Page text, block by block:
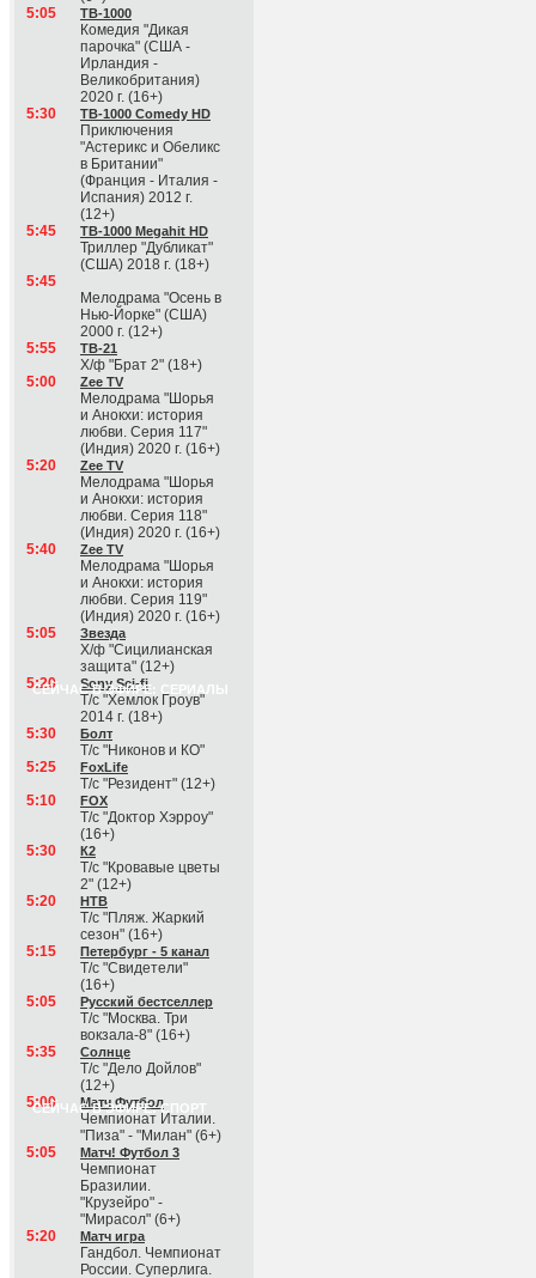
5:05
ТВ-1000
Комедия "Дикая
парочка" (США -
Ирландия -
Великобритания)
2020 г. (16+)
5:30
ТВ-1000 Comedy HD
Приключения
"Астерикс и Обеликс
в Британии"
(Франция - Италия -
Испания) 2012 г.
(12+)
5:45
ТВ-1000 Megahit HD
Триллер "Дубликат"
(США) 2018 г. (18+)
5:45
Мелодрама "Осень в
Нью-Йорке" (США)
2000 г. (12+)
5:55
ТВ-21
Х/ф "Брат 2" (18+)
5:00
Zee TV
Мелодрама "Шорья
и Анокхи: история
любви. Серия 117"
(Индия) 2020 г. (16+)
5:20
Zee TV
Мелодрама "Шорья
и Анокхи: история
любви. Серия 118"
(Индия) 2020 г. (16+)
5:40
Zee TV
Мелодрама "Шорья
и Анокхи: история
любви. Серия 119"
(Индия) 2020 г. (16+)
5:05
Звезда
Х/ф "Сицилианская
защита" (12+)
СЕЙЧАС В ЭФИРЕ: СЕРИАЛЫ
5:20 Sony Sci-fi
Т/с "Хемлок Гроув"
2014 г. (18+)
5:30
Болт
Т/с "Никонов и КО"
5:25
FoxLife
Т/с "Резидент" (12+)
5:10
FOX
Т/с "Доктор Хэрроу"
(16+)
5:30
К2
Т/с "Кровавые цветы
2" (12+)
5:20
НТВ
Т/с "Пляж. Жаркий
сезон" (16+)
5:15
Петербург - 5 канал
Т/с "Свидетели"
(16+)
5:05
Русский бестселлер
Т/с "Москва. Три
вокзала-8" (16+)
5:35
Солнце
Т/с "Дело Дойлов"
(12+)
СЕЙЧАС В ЭФИРЕ: СПОРТ
5:00 Матч Футбол
Чемпионат Италии.
"Пиза" - "Милан" (6+)
5:05
Матч! Футбол 3
Чемпионат
Бразилии.
"Крузейро" -
"Мирасол" (6+)
5:20
Матч игра
Гандбол. Чемпионат
России. Суперлига.